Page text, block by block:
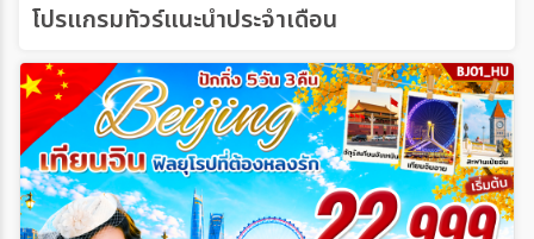
โปรแกรมทัวร์แนะนำประจำเดือน